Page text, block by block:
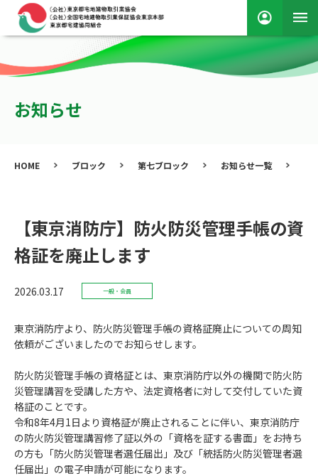
お知らせ
HOME ブロック 第七ブロック お知らせ一覧
【東京消防庁】防火防災管理手帳の資
格証を廃止します
2026.03.17 一般・会員
東京消防庁より、防火防災管理手帳の資格証廃止についての周知
依頼がございましたのでお知らせします。
防火防災管理手帳の資格証とは、東京消防庁以外の機関で防火防
災管理講習を受講した方や、法定資格者に対して交付していた資
格証のことです。
令和8年4月1日より資格証が廃止されることに伴い、東京消防庁
の防火防災管理講習修了証以外の「資格を証する書面」をお持ち
の方も「防火防災管理者選任届出」及び「統括防火防災管理者選
任届出」の電子申請が可能になります。